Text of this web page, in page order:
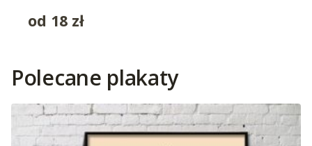
od 18 zł
Polecane plakaty